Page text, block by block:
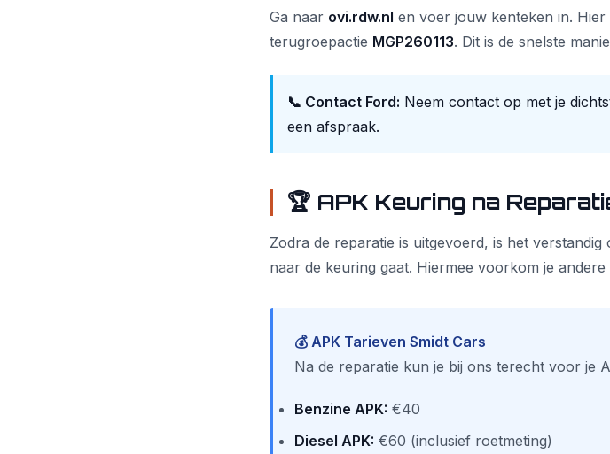
Ga naar ovi.rdw.nl en voer jouw kenteken in.
terugroepactie MGP260113. Dit is de snelste
📞 Contact Ford: Neem contact op met je
een afspraak.
🏆 APK Keuring na
Zodra de reparatie is uitgevoerd, is het verstandig
naar de keuring gaat. Hiermee voorkom je andere
💰 APK Tarieven Smidt Cars
Na de reparatie kun je bij ons terecht voor je
Benzine APK: €40
Diesel APK: €60 (inclusief roetmeting)